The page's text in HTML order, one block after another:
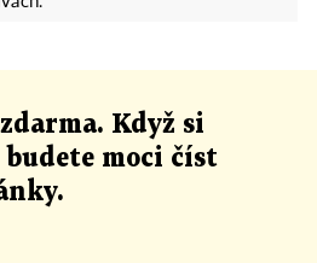
zdarma. Když si
moci číst
.